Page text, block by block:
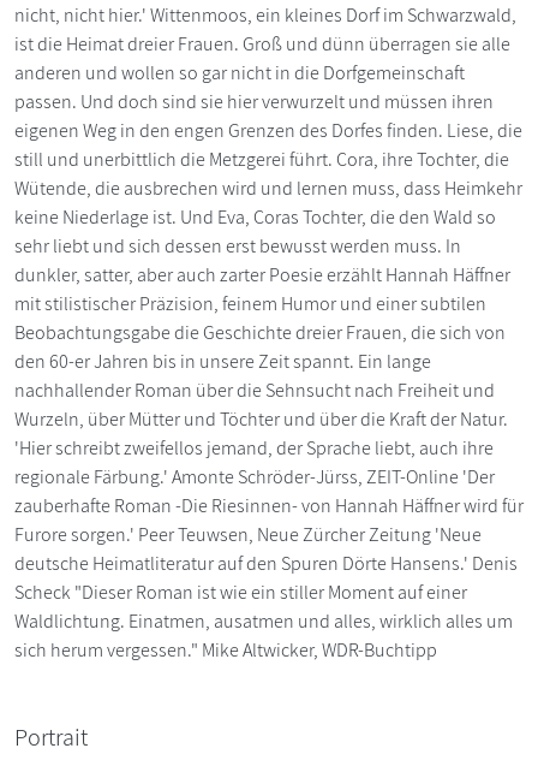
nicht, nicht hier.' Wittenmoos, ein kleines Dorf im Schwarzwald,
ist die Heimat dreier Frauen. Groß und dünn überragen sie alle
anderen und wollen so gar nicht in die Dorfgemeinschaft
passen. Und doch sind sie hier verwurzelt und müssen ihren
eigenen Weg in den engen Grenzen des Dorfes finden. Liese, die
still und unerbittlich die Metzgerei führt. Cora, ihre Tochter, die
Wütende, die ausbrechen wird und lernen muss, dass Heimkehr
keine Niederlage ist. Und Eva, Coras Tochter, die den Wald so
sehr liebt und sich dessen erst bewusst werden muss. In
dunkler, satter, aber auch zarter Poesie erzählt Hannah Häffner
mit stilistischer Präzision, feinem Humor und einer subtilen
Beobachtungsgabe die Geschichte dreier Frauen, die sich von
den 60-er Jahren bis in unsere Zeit spannt. Ein lange
nachhallender Roman über die Sehnsucht nach Freiheit und
Wurzeln, über Mütter und Töchter und über die Kraft der Natur.
'Hier schreibt zweifellos jemand, der Sprache liebt, auch ihre
regionale Färbung.' Amonte Schröder-Jürss, ZEIT-Online 'Der
zauberhafte Roman -Die Riesinnen- von Hannah Häffner wird für
Furore sorgen.' Peer Teuwsen, Neue Zürcher Zeitung 'Neue
deutsche Heimatliteratur auf den Spuren Dörte Hansens.' Denis
Scheck "Dieser Roman ist wie ein stiller Moment auf einer
Waldlichtung. Einatmen, ausatmen und alles, wirklich alles um
sich herum vergessen." Mike Altwicker, WDR-Buchtipp
Portrait